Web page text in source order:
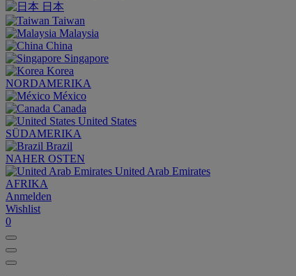
日本
Taiwan
Malaysia
China
Singapore
Korea
NORDAMERIKA
México
Canada
United States
SÜDAMERIKA
Brazil
NAHER OSTEN
United Arab Emirates
AFRIKA
Anmelden
Wishlist
0